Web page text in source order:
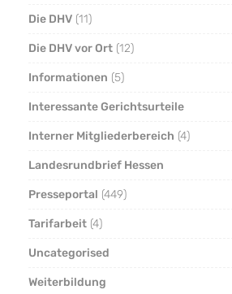
Die DHV 11
Die DHV vor Ort 12
Informationen 5
Interessante Gerichtsurteile
Interner Mitgliederbereich 4
Landesrundbrief Hessen
Presseportal 449
Tarifarbeit 4
Uncategorised
Weiterbildung